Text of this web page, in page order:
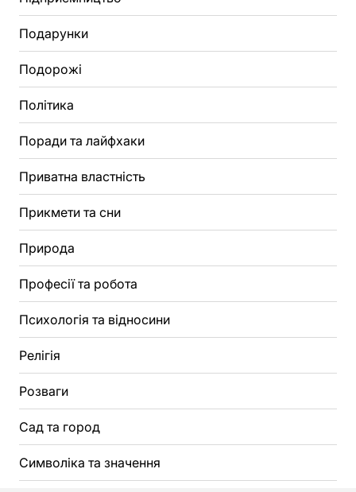
Подарунки
Подорожі
Політика
Поради та лайфхаки
Приватна властність
Прикмети та сни
Природа
Професії та робота
Психологія та відносини
Релігія
Розваги
Сад та город
Символіка та значення